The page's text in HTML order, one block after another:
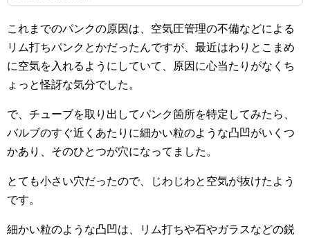
これまでのパンクの原因は、空気圧管理の不備などによる
リム打ちパンクとかだったんですが、最近はわりとこまめ
に空気を入れるようにしていて、原因に心当たりがなくち
ょっと怪訝な気分でした。
で、チューブを取り出してパンク箇所を特定してみたら、
バルブのすぐ近くあたりに細かい粒のような凸凹がいくつ
かあり、そのひとつが穴になってました。
とても小さい穴だったので、じわじわと空気が抜けたよう
です。
細かい粒のような凸凹は、リム打ちや石やガラスなどの鋭